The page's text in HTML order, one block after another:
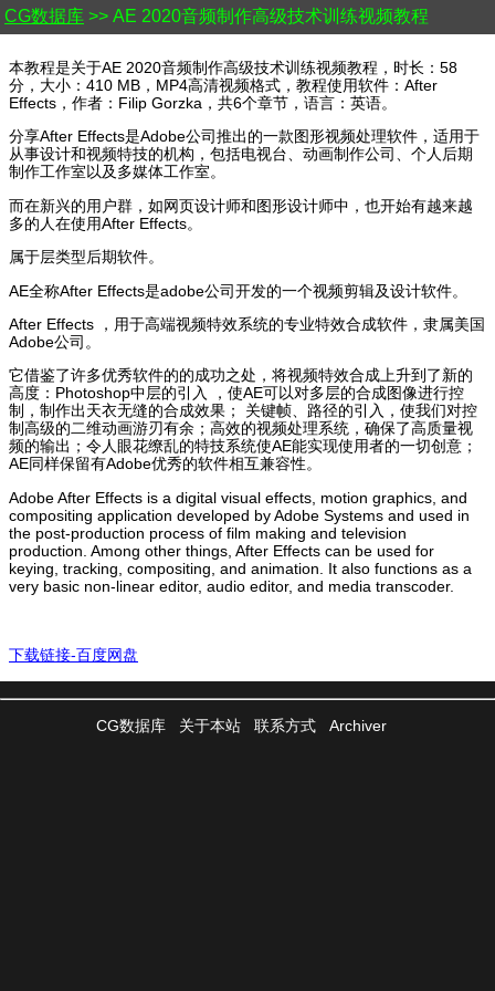
CG数据库 >> AE 2020音频制作高级技术训练视频教程
本教程是关于AE 2020音频制作高级技术训练视频教程，时长：58
分，大小：410 MB，MP4高清视频格式，教程使用软件：After
Effects，作者：Filip Gorzka，共6个章节，语言：英语。
分享After Effects是Adobe公司推出的一款图形视频处理软件，适用于
从事设计和视频特技的机构，包括电视台、动画制作公司、个人后期
制作工作室以及多媒体工作室。
而在新兴的用户群，如网页设计师和图形设计师中，也开始有越来越
多的人在使用After Effects。
属于层类型后期软件。
AE全称After Effects是adobe公司开发的一个视频剪辑及设计软件。
After Effects ，用于高端视频特效系统的专业特效合成软件，隶属美国
Adobe公司。
它借鉴了许多优秀软件的的成功之处，将视频特效合成上升到了新的
高度：Photoshop中层的引入 ，使AE可以对多层的合成图像进行控
制，制作出天衣无缝的合成效果； 关键帧、路径的引入，使我们对控
制高级的二维动画游刃有余；高效的视频处理系统，确保了高质量视
频的输出；令人眼花缭乱的特技系统使AE能实现使用者的一切创意；
AE同样保留有Adobe优秀的软件相互兼容性。
Adobe After Effects is a digital visual effects, motion graphics, and
compositing application developed by Adobe Systems and used in
the post-production process of film making and television
production. Among other things, After Effects can be used for
keying, tracking, compositing, and animation. It also functions as a
very basic non-linear editor, audio editor, and media transcoder.
下载链接-百度网盘
CG数据库 关于本站 联系方式 Archiver